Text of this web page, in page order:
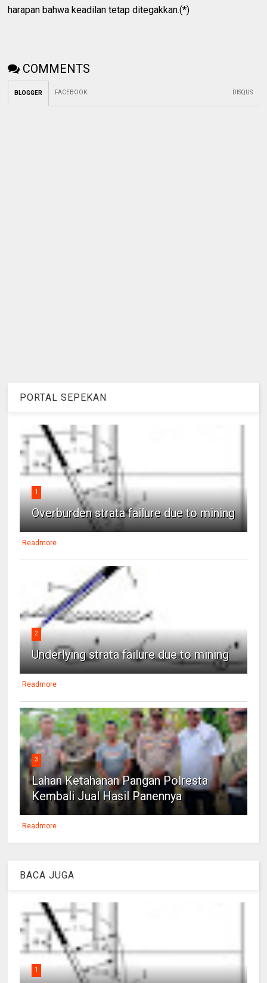
harapan bahwa keadilan tetap ditegakkan.(*)
COMMENTS
BLOGGER FACEBOOK: DISQUS
PORTAL SEPEKAN
1
Overburden strata failure due to mining
Readmore
2
Underlying strata failure due to mining
Readmore
3
Lahan Ketahanan Pangan Polresta
Kembali Jual Hasil Panennya
Readmore
BACA JUGA
1